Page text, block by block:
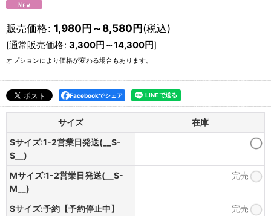
販売価格: 1,980円～8,580円(税込)
[通常販売価格: 3,300円 ～14,300円]
オプションにより価格が変わる場合もあります。
Facebookでシェア
サイズ
在庫
Sサイズ:1-2営業日発送(__S-
S__)
Mサイズ:1-2営業日発送(__S-
M__)
完売
Sサイズ:予約【予約停止中】
完売